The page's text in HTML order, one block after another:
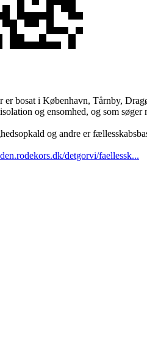
bosat i København, Tårnby,
og ensomhed, og som søger
og andre er
detgorvi/faellessk...